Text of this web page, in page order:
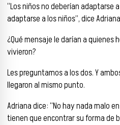
“Los niños no deberían adaptarse
adaptarse a los niños”, dice
¿Qué mensaje le darían a quienes
vivieron?
Les preguntamos a los dos. Y
llegaron al mismo punto.
Adriana dice: “No hay nada malo
tienen que encontrar su forma de